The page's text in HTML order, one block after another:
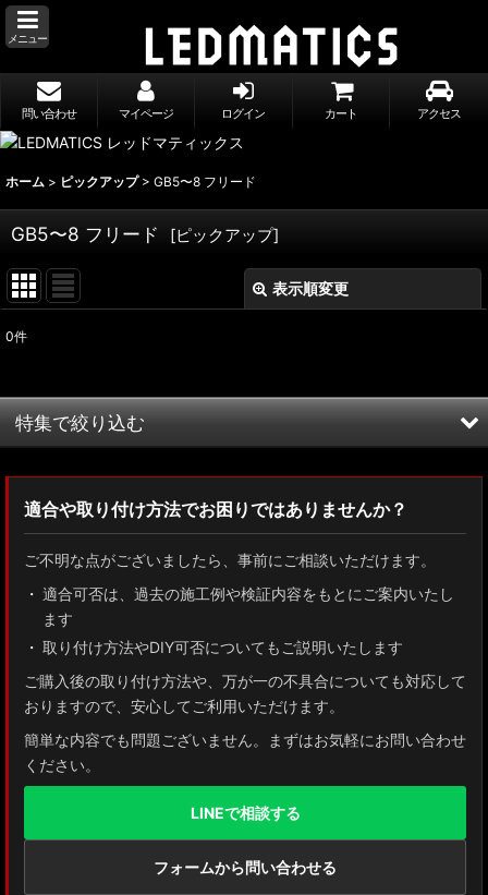
メニュー
問い合わせ マイページ ログイン カート アクセス
ホーム > ピックアップ > GB5〜8 フリード
GB5〜8 フリード [ピックアップ]
表示順変更
並び順:
0件
特集で絞り込む
ZN8 GR86
GUN125 ハイラックス
AXUH80/85 MXUA80/85 ハリアー
ZSU60 ハリアー
MXAA54 AXAH54/52 RAV4
GDJ150W/151 WTRJ150 ランドクルーザー プラド
ZVG11/ZSG10 カローラクロス
適合や取り付け方法でお困りではありませんか？
ご不明な点がございましたら、事前にご相談いただけます。
適合可否は、過去の施工例や検証内容をもとにご案内いたし
ます
取り付け方法やDIY可否についてもご説明いたします
ご購入後の取り付け方法や、万が一の不具合についても対応して
おりますので、安心してご利用いただけます。
簡単な内容でも問題ございません。まずはお気軽にお問い合わせ
ください。
LINEで相談する
フォームから問い合わせる